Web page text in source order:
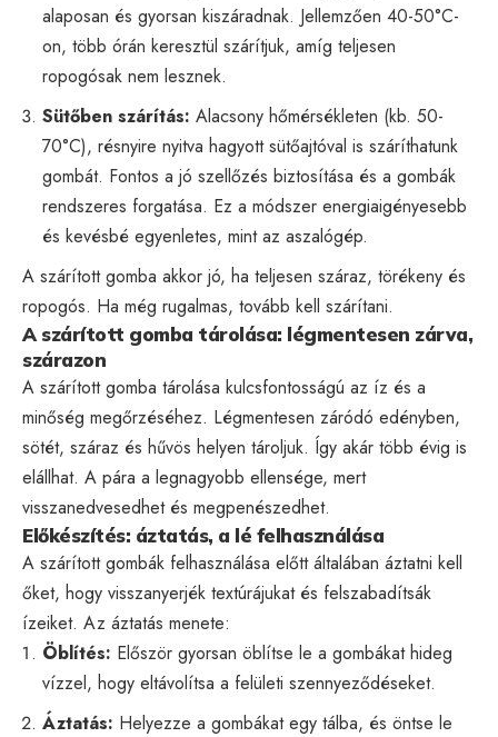
alaposan és gyorsan kiszáradnak. Jellemzően 40-50°C-
on, több órán keresztül szárítjuk, amíg teljesen
ropogósak nem lesznek.
Sütőben szárítás: Alacsony hőmérsékleten (kb. 50-
70°C), résnyire nyitva hagyott sütőajtóval is száríthatunk
gombát. Fontos a jó szellőzés biztosítása és a gombák
rendszeres forgatása. Ez a módszer energiaigényesebb
és kevésbé egyenletes, mint az aszalógép.
A szárított gomba akkor jó, ha teljesen száraz, törékeny és
ropogós. Ha még rugalmas, tovább kell szárítani.
A szárított gomba tárolása: légmentesen zárva,
szárazon
A szárított gomba tárolása kulcsfontosságú az íz és a
minőség megőrzéséhez. Légmentesen záródó edényben,
sötét, száraz és hűvös helyen tároljuk. Így akár több évig is
elállhat. A pára a legnagyobb ellensége, mert
visszanedvesedhet és megpenészedhet.
Előkészítés: áztatás, a lé felhasználása
A szárított gombák felhasználása előtt általában áztatni kell
őket, hogy visszanyerjék textúrájukat és felszabadítsák
ízeiket. Az áztatás menete:
Öblítés: Először gyorsan öblítse le a gombákat hideg
vízzel, hogy eltávolítsa a felületi szennyeződéseket.
Áztatás: Helyezze a gombákat egy tálba, és öntse le